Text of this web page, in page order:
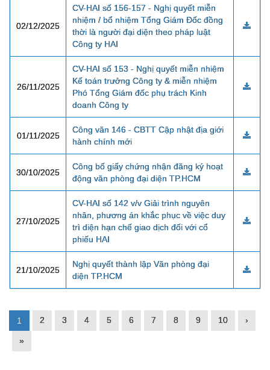
02/12/2025
CV-HAI số 156-157 - Nghị quyết miễn
nhiệm / bổ nhiệm Tổng Giám Đốc đồng
thời là người đại diện theo pháp luật
Công ty HAI
26/11/2025
CV-HAI số 153 - Nghị quyết miễn nhiệm
Kế toán trưởng Công ty & miễn nhiệm
Phó Tổng Giám đốc phụ trách Kinh
doanh Công ty
01/11/2025
Công văn 146 - CBTT Cập nhật địa giới
hành chính mới
30/10/2025
Công bố giấy chứng nhận đăng ký hoạt
động văn phòng đại diện TP.HCM
27/10/2025
CV-HAI số 142 v/v Giải trình nguyên
nhân, phương án khắc phục về việc duy
trì diện hạn chế giao dịch đối với cổ
phiếu HAI
21/10/2025
Nghị quyết thành lập Văn phòng đại
diện TP.HCM
1 2 3 4 5 6 7 8 9 10 ›
»